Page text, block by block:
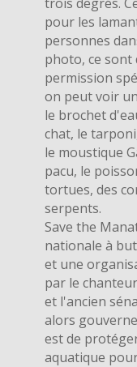
pour les
personnes
photo, ce sont
permission
on peut voir
le brochet
chat, le
le moustique
pacu, le
tortues, des
serpents.
Save the
nationale à
et une
par le
et l'ancien
alors
est de
aquatique